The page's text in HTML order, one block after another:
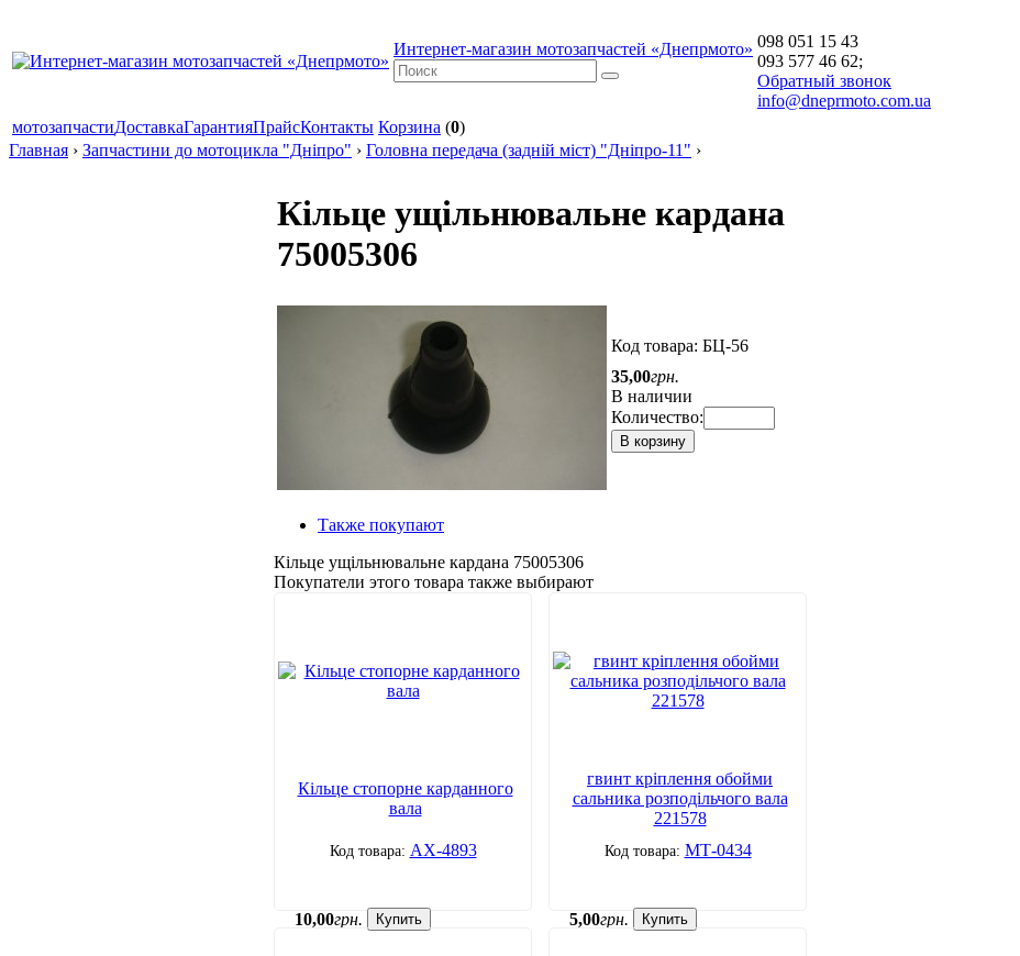
Интернет-магазин мотозапчастей «Днепрмото» 098 051 15 43
093 577 46 62;
Обратный звонок
info@dneprmoto.com.ua
мотозапчастиДоставкаГарантияПрайсКонтакты Корзина (0)
Главная › Запчастини до мотоцикла "Дніпро" › Головна передача (задній міст) "Дніпро-11" ›
Кільце ущільнювальне кардана
75005306
Код товара: БЦ-56
35,00грн.
В наличии
Количество:
В корзину
Также покупают
Кільце ущільнювальне кардана 75005306
Покупатели этого товара также выбирают
Кільце стопорне карданного
вала
АХ-4893
10,00грн. Купить
гвинт кріплення обойми
сальника розподільчого вала
221578
МТ-0434
5,00грн. Купить